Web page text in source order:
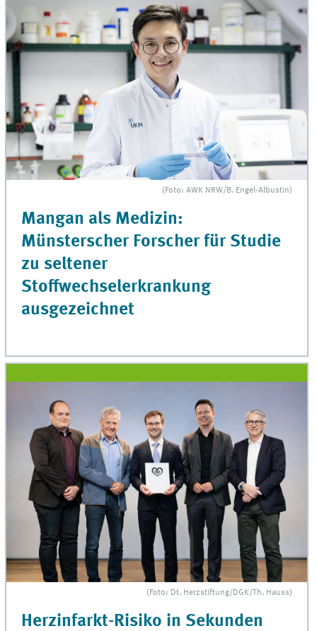
(Foto: AWK NRW/B. Engel-Albustin)
Mangan als Medizin:
Münsterscher Forscher für Studie
zu seltener
Stoffwechselerkrankung
ausgezeichnet
(Foto: Dt. Herzstiftung/DGK/Th. Hauss)
Herzinfarkt-Risiko in Sekunden